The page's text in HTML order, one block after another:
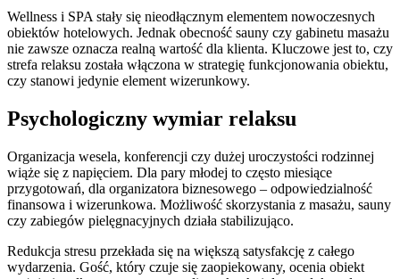
Wellness i SPA stały się nieodłącznym elementem nowoczesnych
obiektów hotelowych. Jednak obecność sauny czy gabinetu masażu
nie zawsze oznacza realną wartość dla klienta. Kluczowe jest to, czy
strefa relaksu została włączona w strategię funkcjonowania obiektu,
czy stanowi jedynie element wizerunkowy.
Psychologiczny wymiar relaksu
Organizacja wesela, konferencji czy dużej uroczystości rodzinnej
wiąże się z napięciem. Dla pary młodej to często miesiące
przygotowań, dla organizatora biznesowego – odpowiedzialność
finansowa i wizerunkowa. Możliwość skorzystania z masażu, sauny
czy zabiegów pielęgnacyjnych działa stabilizująco.
Redukcja stresu przekłada się na większą satysfakcję z całego
wydarzenia. Gość, który czuje się zaopiekowany, ocenia obiekt